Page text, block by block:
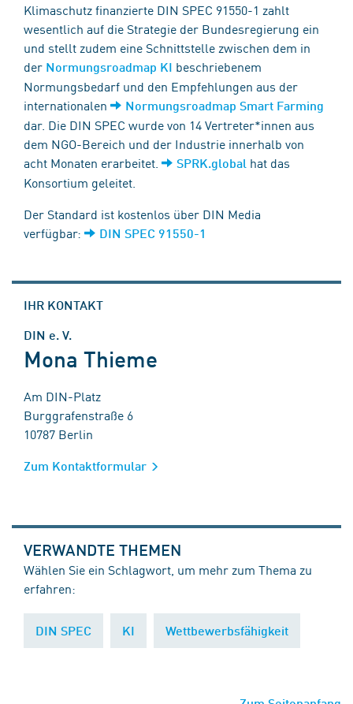
Klimaschutz finanzierte DIN SPEC 91550-1 zahlt
wesentlich auf die Strategie der Bundesregierung ein
und stellt zudem eine Schnittstelle zwischen dem in
der Normungsroadmap KI beschriebenem
Normungsbedarf und den Empfehlungen aus der
internationalen
Normungsroadmap Smart Farming
dar. Die DIN SPEC wurde von 14 Vertreter*innen aus
dem NGO-Bereich und der Industrie innerhalb von
acht Monaten erarbeitet.
SPRK.global hat das
Konsortium geleitet.
Der Standard ist kostenlos über DIN Media
verfügbar:
DIN SPEC 91550-1
IHR KONTAKT
DIN e. V.
Mona Thieme
Am DIN-Platz
Burggrafenstraße 6
10787 Berlin
Zum Kontaktformular
VERWANDTE THEMEN
Wählen Sie ein Schlagwort, um mehr zum Thema zu
erfahren:
DIN SPEC KI Wettbewerbsfähigkeit